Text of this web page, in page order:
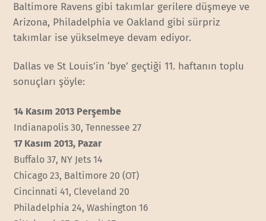
Baltimore Ravens gibi takımlar gerilere düşmeye ve
Arizona, Philadelphia ve Oakland gibi sürpriz
takımlar ise yükselmeye devam ediyor.
Dallas ve St Louis’in ‘bye’ geçtiği 11. haftanın toplu
sonuçları şöyle:
14 Kasım 2013 Perşembe
Indianapolis 30, Tennessee 27
17 Kasım 2013, Pazar
Buffalo 37, NY Jets 14
Chicago 23, Baltimore 20 (OT)
Cincinnati 41, Cleveland 20
Philadelphia 24, Washington 16